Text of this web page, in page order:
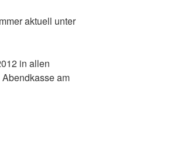
aktuell unter
in allen
am